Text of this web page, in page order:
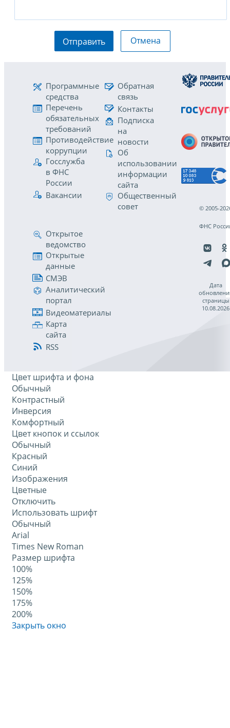
Отправить Отмена
Программные
средства
Перечень
обязательных
требований
Противодействие
коррупции
Госслужба
в ФНС
России
Вакансии
Обратная
связь
Контакты
Подписка
на
новости
Об
использовании
информации
сайта
Общественный
совет
Открытое
ведомство
Открытые
данные
СМЭВ
Аналитический
портал
Видеоматериалы
Карта
сайта
RSS
© 2005-
ФНС
Дата
страницы
10.08.2026
Цвет шрифта и фона
Обычный
Контрастный
Инверсия
Комфортный
Цвет кнопок и ссылок
Обычный
Красный
Синий
Изображения
Цветные
Отключить
Использовать шрифт
Обычный
Arial
Times New Roman
Размер шрифта
100%
125%
150%
175%
200%
Закрыть окно